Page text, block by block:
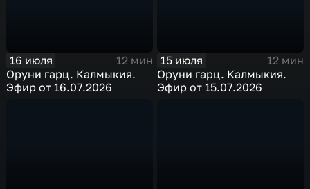
16 июля
12 мин
Оруни гарц. Калмыкия.
Эфир от 16.07.2026
15 июля
12 мин
Оруни гарц. Калмыкия.
Эфир от 15.07.2026